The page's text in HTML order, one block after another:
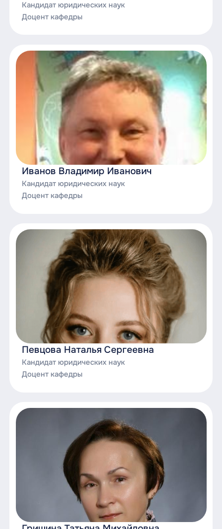
Кандидат юридических наук
Доцент кафедры
Иванов Владимир Иванович
Кандидат юридических наук
Доцент кафедры
Певцова Наталья Сергеевна
Кандидат юридических наук
Доцент кафедры